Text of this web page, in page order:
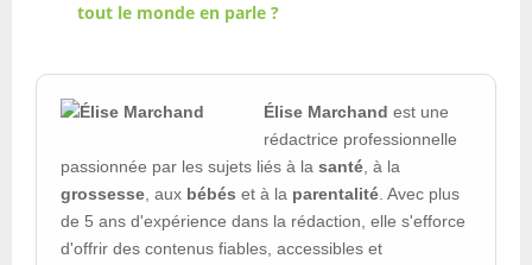
tout le monde en parle ?
Élise Marchand est une
rédactrice professionnelle
passionnée par les sujets liés à la santé , à la
grossesse , aux bébés et à la parentalité . Avec plus
de 5 ans d'expérience dans la rédaction, elle s'efforce
d'offrir des contenus fiables, accessibles et